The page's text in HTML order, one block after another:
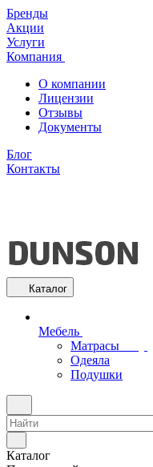
Бренды
Акции
Услуги
Компания
О компании
Лицензии
Отзывы
Документы
Блог
Контакты
Каталог
Мебель
Матрасы
Одеяла
Подушки
Каталог